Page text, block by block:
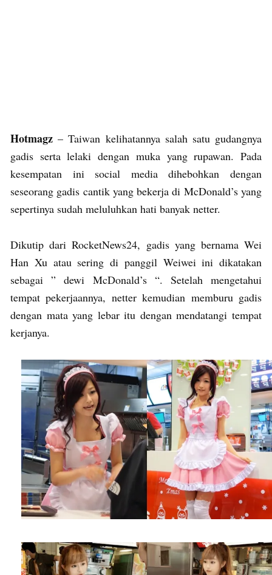
Hotmagz – Taiwan kelihatannya salah satu gudangnya
gadis serta lelaki dengan muka yang rupawan. Pada
kesempatan ini social media dihebohkan dengan
seseorang gadis cantik yang bekerja di McDonald’s yang
sepertinya sudah meluluhkan hati banyak netter.
Dikutip dari RocketNews24, gadis yang bernama Wei
Han Xu atau sering di panggil Weiwei ini dikatakan
sebagai ” dewi McDonald’s “. Setelah mengetahui
tempat pekerjaannya, netter kemudian memburu gadis
dengan mata yang lebar itu dengan mendatangi tempat
kerjanya.